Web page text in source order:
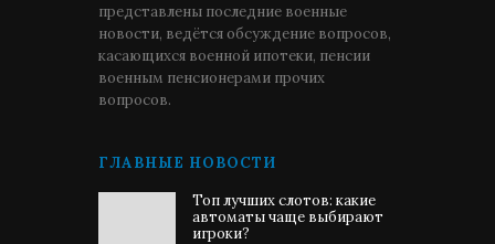
представлены последние военные
новости, ведётся обсуждение вопросов,
касающихся военной ипотеки, пенсии
военным пенсионерами прочих
вопросов.
ГЛАВНЫЕ НОВОСТИ
Топ лучших слотов: какие
автоматы чаще выбирают
игроки?